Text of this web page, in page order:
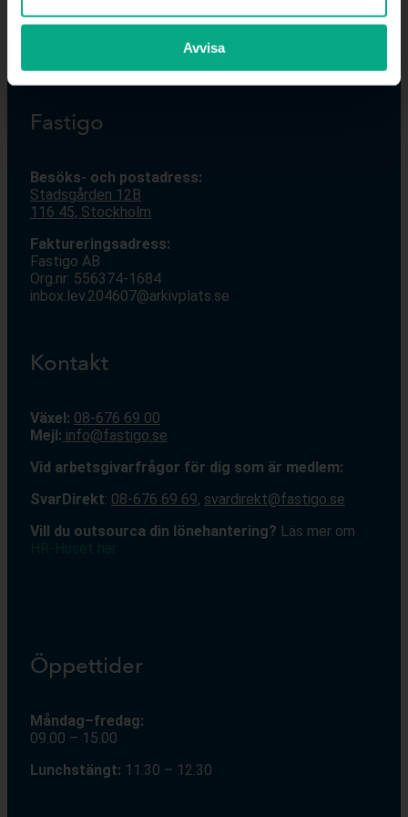
Avvisa
Fastigo
Besöks- och postadress:
Stadsgården 12 B
116 45, Stockholm
Faktureringsadress:
Fastigo AB
Org.nr: 556374-1684
inbox.lev.204607@arkivplats.se
Kontakt
Växel: 08-676 69 00
Mejl : info@fastigo.se
Vid arbetsgivarfrågor för dig som är medlem:
SvarDirekt: 08-676 69 69, svardirekt@fastigo.se
Vill du outsourca din lönehantering? Läs mer om
Öppettider
Måndag–fredag:
09.00 – 15.00
Lunchstängt: 11.30 – 12.30